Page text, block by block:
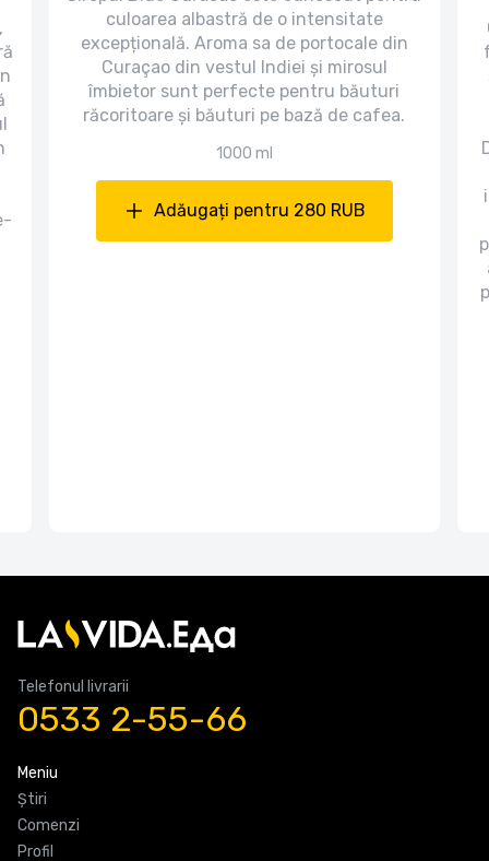
culoarea albastră de o intensitate
excepțională. Aroma sa de portocale din
Curaçao din vestul Indiei și mirosul
îmbietor sunt perfecte pentru băuturi
răcoritoare și băuturi pe bază de cafea.
1000 ml
Adăugați pentru 280 RUB
Telefonul livrarii
0533 2-55-66
Meniu
Știri
Comenzi
Profil